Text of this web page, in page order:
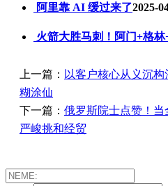
阿里靠 AI 缓过来了2025-
火箭大胜马刺！阿门+格
上一篇： 以客户核心从义沉
糊涂仙
下一篇： 俄罗斯院士点赞！当
严峻挑和经贸